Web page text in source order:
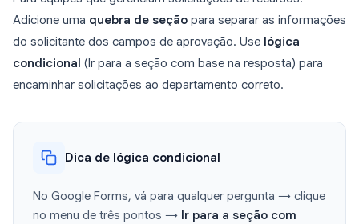
Adicione uma quebra de seção para separar as informações
do solicitante dos campos de aprovação. Use lógica
condicional (Ir para a seção com base na resposta) para
encaminhar solicitações ao departamento correto.
Dica de lógica condicional
No Google Forms, vá para qualquer pergunta → clique
no menu de três pontos → Ir para a seção com